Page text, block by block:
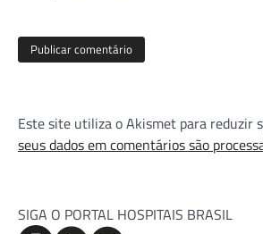
Este site utiliza o Akismet para reduzir
seus dados em comentários são
SIGA O PORTAL HOSPITAIS BRASIL